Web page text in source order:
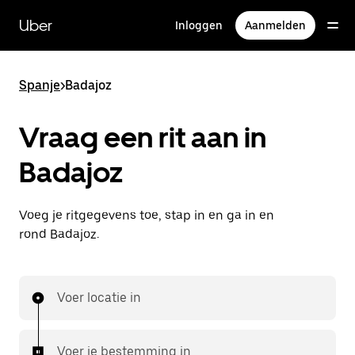
naar
hoofdinhoud
Uber Inloggen Aanmelden
Spanje>Badajoz
Vraag een rit aan in
Badajoz
Voeg je ritgegevens toe, stap in en ga in en
rond Badajoz.
Voer locatie in
Voer je bestemming in